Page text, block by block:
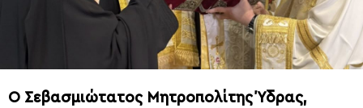
Ο Σεβασμιώτατος Μητροπολίτης Ύδρας,